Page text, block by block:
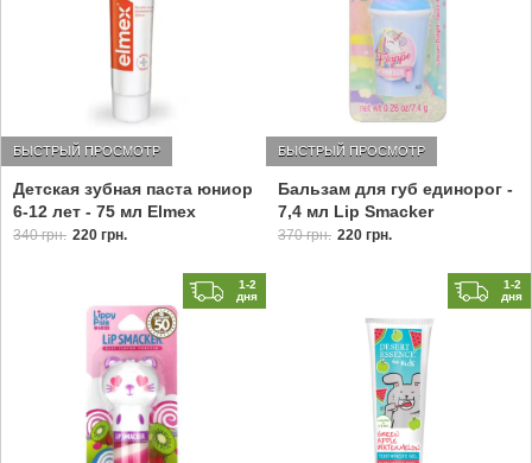
Детская зубная паста юниор
6-12 лет - 75 мл Elmex
БЫСТРЫЙ ПРОСМОТР
340 грн. 220 грн.
Бальзам для губ единорог -
7,4 мл Lip Smacker
БЫСТРЫЙ ПРОСМОТР
370 грн. 220 грн.
1-2
дня
1-2
дня